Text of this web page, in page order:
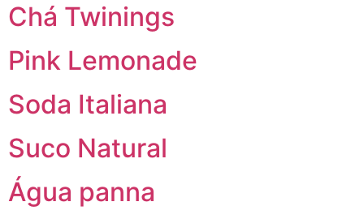
Chá Twinings
Pink Lemonade
Soda Italiana
Suco Natural
Água panna